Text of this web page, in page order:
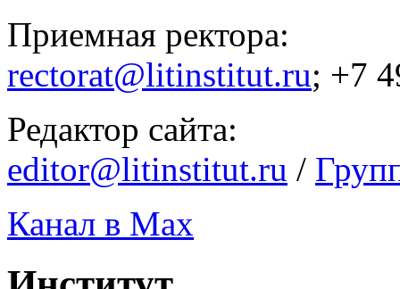
Приемная ректора:
rectorat@litinstitut.ru; +7
Редактор сайта:
editor@litinstitut.ru /
Канал в Max